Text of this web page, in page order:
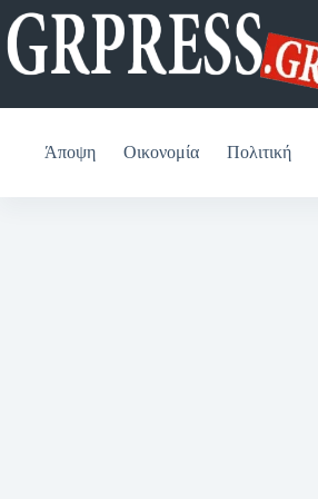
Μετάβαση
στο
περιεχόμενο
Άποψη Οικονομία Πολιτική